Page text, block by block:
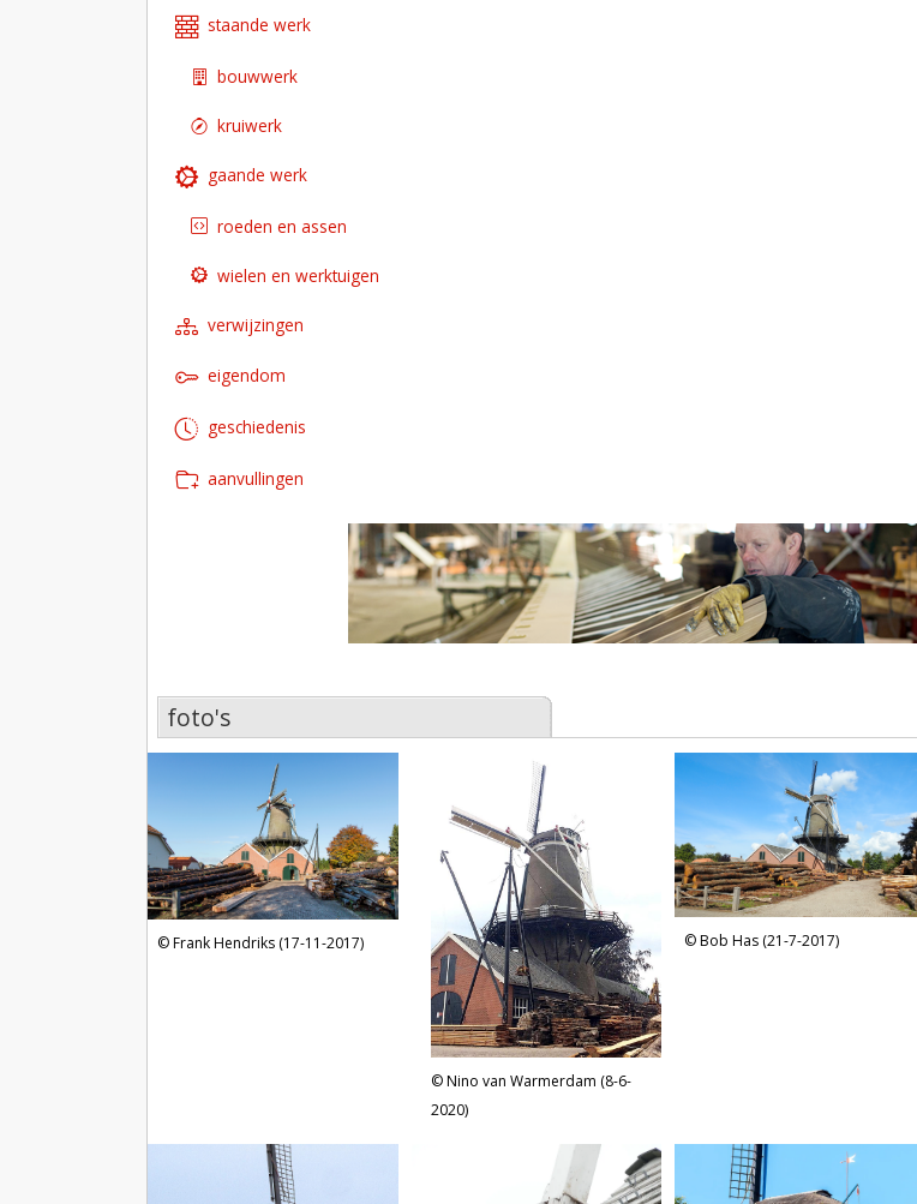
staande werk
bouwwerk
kruiwerk
gaande werk
roeden en assen
wielen en werktuigen
verwijzingen
eigendom
geschiedenis
aanvullingen
foto's
Frank Hendriks (17-11-2017)
Nino van Warmerdam (8-6-
2020)
Bob Has (21-7-2017)